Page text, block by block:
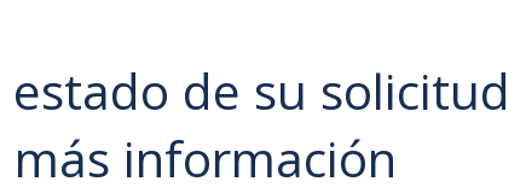
de su solicitud
información